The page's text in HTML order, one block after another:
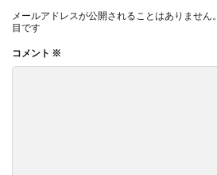
メールアドレスが公開されることはありません。
目です
コメント ※